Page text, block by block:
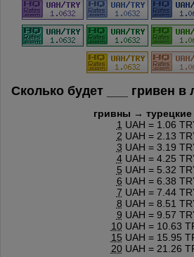
Сколько будет гривен в
гривны →
1 UAH = 1.06
2 UAH = 2.13
3 UAH = 3.19
4UAH = 4.25
5 UAH = 5.32
6 UAH = 6.38
7 UAH = 7.44
8 UAH = 8.51
9 UAH = 9.57
10UAH = 10.63
15 UAH = 15.95
20UAH = 21.26